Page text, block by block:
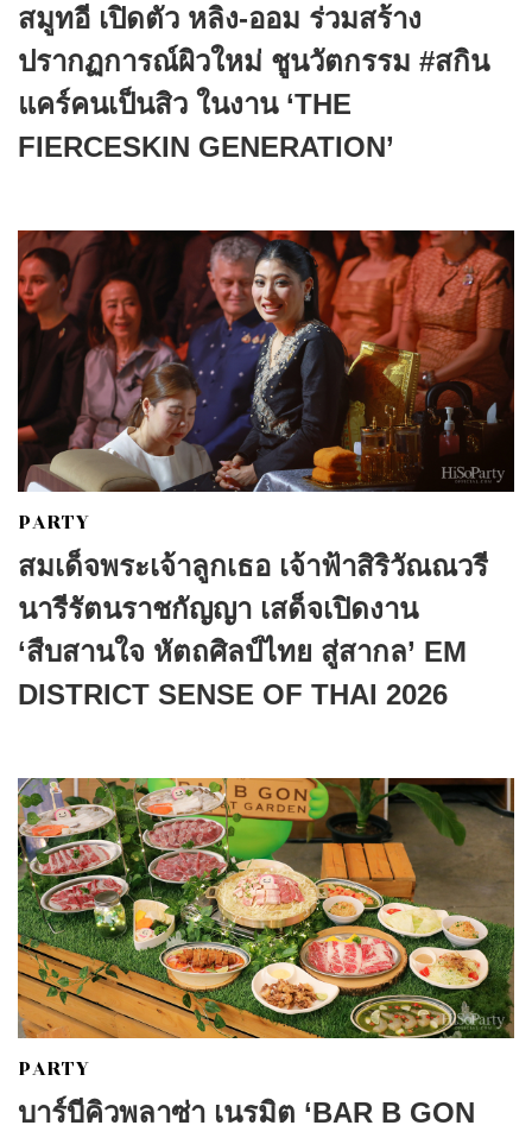
สมูทอี เปิดตัว หลิง-ออม ร่วมสร้าง
ปรากฏการณ์ผิวใหม่ ชูนวัตกรรม #สกิน
แคร์คนเป็นสิว ในงาน ‘THE
FIERCESKIN GENERATION’
PARTY
สมเด็จพระเจ้าลูกเธอ เจ้าฟ้าสิริวัณณวรี
นารีรัตนราชกัญญา เสด็จเปิดงาน
‘สืบสานใจ หัตถศิลป์ไทย สู่สากล’ EM
DISTRICT SENSE OF THAI 2026
PARTY
บาร์บีคิวพลาซ่า เนรมิต ‘BAR B GON